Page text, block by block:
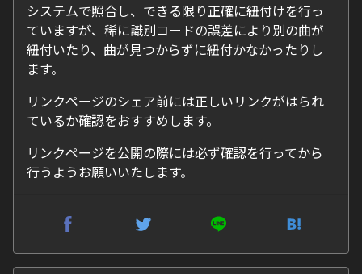
システムで照合し、できる限り正確に紐付けを行っ
ていますが、稀に識別コードの誤差により別の曲が
紐付いたり、曲が見つからずに紐付かなかったりし
ます。
リンクページのシェア前には正しいリンクがはられ
ているか確認をおすすめします。
リンクページを公開の際には必ず確認を行ってから
行うようお願いいたします。